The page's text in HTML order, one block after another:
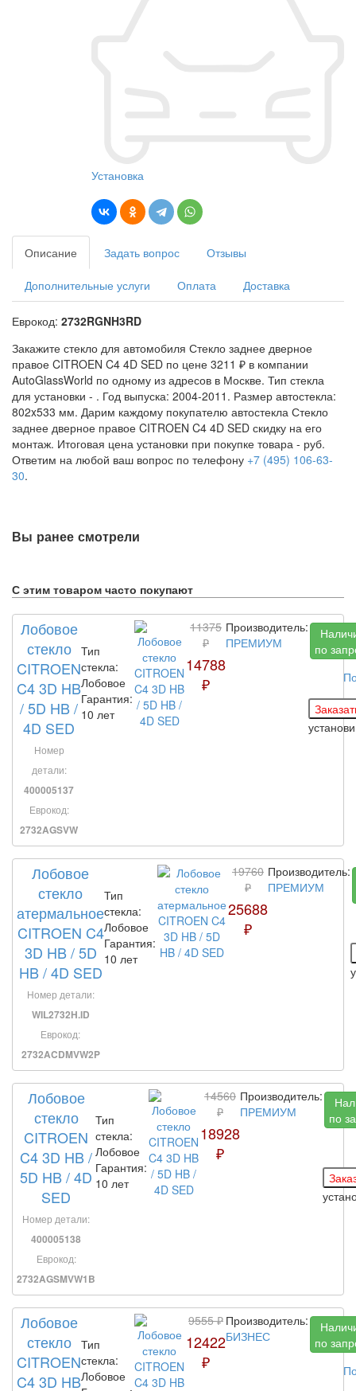
Установка
Описание Задать вопрос Отзывы
Дополнительные услуги Оплата Доставка
Еврокод: 2732RGNH3RD
Закажите стекло для автомобиля Стекло заднее дверное
правое CITROEN C4 4D SED по цене 3211 ₽ в компании
AutoGlassWorld по одному из адресов в Москве. Тип стекла
для установки - . Год выпуска: 2004-2011. Размер автостекла:
802x533 мм. Дарим каждому покупателю автостекла Стекло
заднее дверное правое CITROEN C4 4D SED скидку на его
монтаж. Итоговая цена установки при покупке товара - руб.
Ответим на любой ваш вопрос по телефону +7 (495) 106-63-
30.
Вы ранее смотрели
С этим товаром часто покупают
Лобовое
стекло
CITROEN
C4 3D HB
/ 5D HB /
4D SED
Номер
детали:
400005137
Еврокод:
2732AGSVW
Тип
стекла:
Лобовое
Гарантия:
10 лет
11375
₽
14788
₽
Производитель:
ПРЕМИУМ
по
Лобовое
стекло
атермальное
CITROEN C4
3D HB / 5D
HB / 4D SED
Номер детали:
WIL2732H.ID
Еврокод:
2732ACDMVW2P
Тип
стекла:
Лобовое
Гарантия:
10 лет
19760
₽
25688
₽
Производитель:
ПРЕМИУМ
Лобовое
стекло
CITROEN
C4 3D HB /
5D HB / 4D
SED
Номер детали:
400005138
Еврокод:
2732AGSMVW1B
Тип
стекла:
Лобовое
Гарантия:
10 лет
14560
₽
18928
₽
Производитель:
ПРЕМИУМ
по
Лобовое
стекло
CITROEN
C4 3D HB
Тип
стекла:
Лобовое
9555 ₽
12422
₽
Производитель:
БИЗНЕС
по